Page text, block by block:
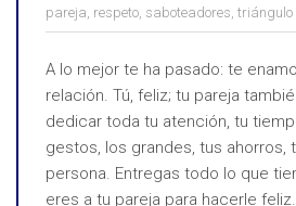
pareja, respeto, saboteadores,
A lo mejor te ha pasado: te
relación. Tú, feliz; tu pareja
dedicar toda tu atención, tu
gestos, los grandes, tus ahorros,
persona. Entregas todo lo que
eres a tu pareja para hacerle